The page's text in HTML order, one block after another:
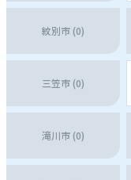
紋別市 (0)
三笠市 (0)
滝川市 (0)